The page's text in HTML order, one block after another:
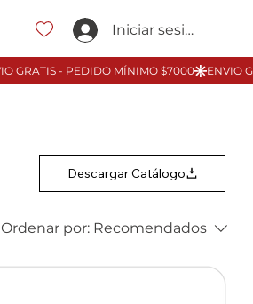
Iniciar sesión
Ordenar por: Recomendados
Descargar Catálogo